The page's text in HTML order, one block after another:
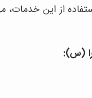
از این خدمات،
(س):